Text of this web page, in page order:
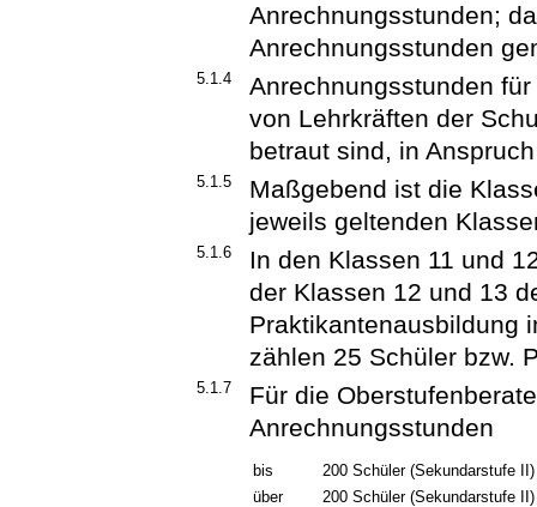
Anrechnungsstunden;
Anrechnungsstunden
5.1.4
Anrechnungsstunden
von Lehrkräften der
betraut sind, in
5.1.5
Maßgebend ist die
jeweils geltenden
5.1.6
In den Klassen 11 und
der Klassen 12 und 13
Praktikantenausbildung
zählen 25 Schüler bzw.
5.1.7
Für die
Anrechnungsstunden
bis
200 Schüler (Sekundarstufe II)
über
200 Schüler (Sekundarstufe II)